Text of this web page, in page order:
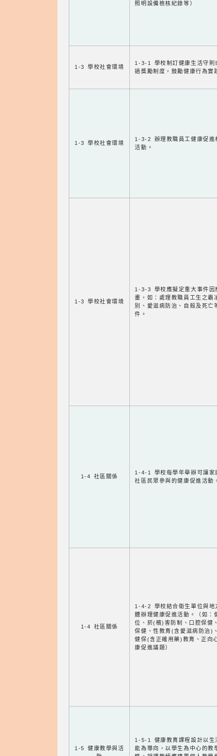
照明設備檢核紀錄等）
1-3 學校社會環境
1-3-1 學校制訂健康生活守則
過獎勵制度，鼓勵健康行為實
1-3 學校社會環境
1-3-2 辦理教職員工健康促進
活動。
1-3 學校社會環境
1-3-3 學校應擬定重大事件因
畫，如：處理教職員工生之霸
別、愛滋病防治、自殺及死亡
件。
1-4 社區關係
1-4-1 學校每學年舉辦可讓家
社區民眾參與的健康促進活動
1-4 社區關係
1-4-2 學校結合衛生單位與地
體辦理健康促進活動。（如：
位、菸(檳)害防制、口腔保健
保健、性教育(含愛滋病防治)
健保(含正確用藥)教育、正向
康促進議題）
1-5 健康教學與活
1-5-1 健康教育課程設計以生
能為導向，以學生為中心的教